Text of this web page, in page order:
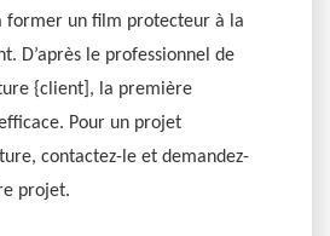
former un film protecteur à la
D’après le professionnel de
{client], la première
Pour un projet
contactez-le et demandez-
projet.